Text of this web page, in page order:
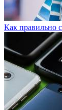
Как правильно